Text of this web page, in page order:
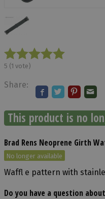
5 (1 vote)
Share:
This product is no
Brad Rens Neoprene Girth
No longer available
Waffl e pattern with
Do you have a question